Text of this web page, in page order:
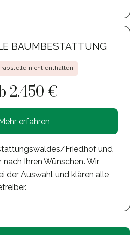
BAUMBESTATTUNG
nicht enthalten
2.450 €
Mehr erfahren
Friedhof und
Ihren Wünschen. Wir
der Auswahl und klären alle